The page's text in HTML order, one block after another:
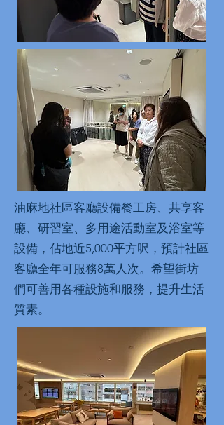
油麻地社區客廳設備餐工房、共享客
廳、研習室、多用途活動室及浴室等
設備，佔地近5,000平方呎，預計社區
客廳全年可服務8萬人次。希望街坊
們可善用各種設施和服務，提升生活
質素。